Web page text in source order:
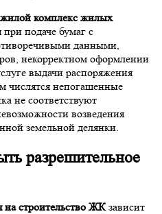
комплекс жилых
при подаче бумаг с
данными,
некорректном оформлении
выдачи распоряжения
числятся непогашенные
не соответствуют
возведения
земельной делянки.
разрешительное
на строительство ЖК зависит